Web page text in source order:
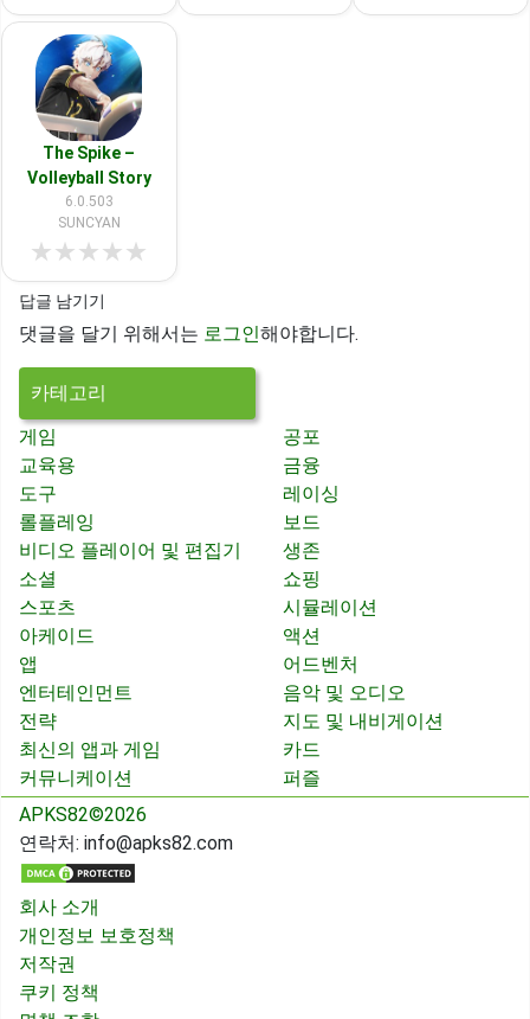
The Spike –
Volleyball Story
6.0.503
SUNCYAN
★★★★★
답글 남기기
댓글을 달기 위해서는 로그인해야합니다.
카테고리
게임
공포
교육용
금융
도구
레이싱
롤플레잉
보드
비디오 플레이어 및 편집기
생존
소셜
쇼핑
스포츠
시뮬레이션
아케이드
액션
앱
어드벤처
엔터테인먼트
음악 및 오디오
전략
지도 및 내비게이션
최신의 앱과 게임
카드
커뮤니케이션
퍼즐
APKS82©2026
연락처: info@apks82.com
회사 소개
개인정보 보호정책
저작권
쿠키 정책